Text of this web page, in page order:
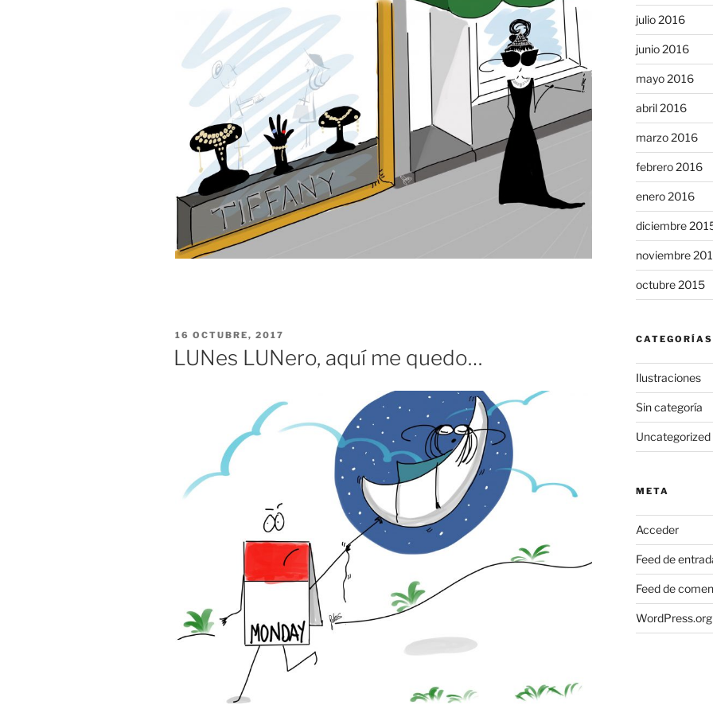
PUBLICADO
EL
16 OCTUBRE, 2017
LUNes LUNero, aquí me quedo…
julio 2016
junio 2016
mayo 2016
abril 2016
marzo 2016
febrero 2016
enero 2016
diciembre
noviembre
octubre 2015
CATEGORÍAS
Ilustraciones
Sin categoría
Uncategorized
META
Acceder
Feed de
Feed de
WordPress.org